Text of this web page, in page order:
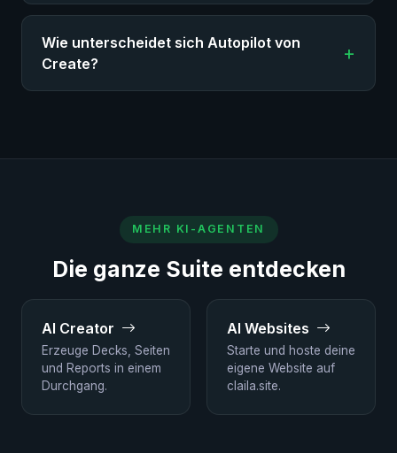
Wie unterscheidet sich Autopilot von
Create?
MEHR KI-AGENTEN
Die ganze Suite entdecken
AI Creator
Erzeuge Decks, Seiten
und Reports in einem
Durchgang.
AI Websites
Starte und hoste deine
eigene Website auf
claila.site.